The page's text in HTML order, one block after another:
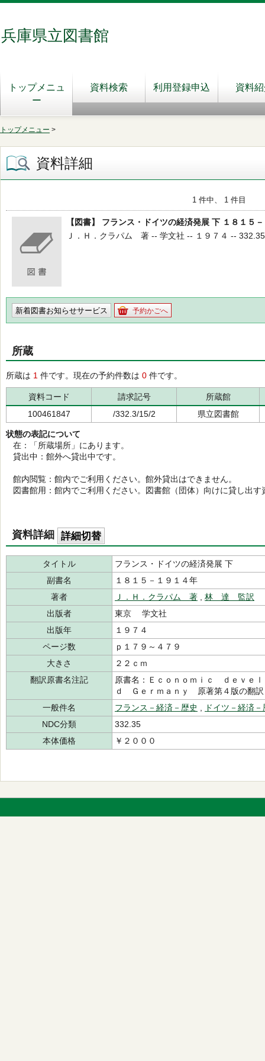
兵庫県立図書館
トップメニュ
ー
資料検索 利用登録申込 資料
トップメニュー >
資料詳細
1 件中、 1 件目
【図書】 フランス・ドイツの経済発展 下 １８１５
Ｊ．Ｈ．クラパム 著 -- 学文社 -- １９７４ -- 332.35
新着図書お知らせサービス 予約かごへ
所蔵
所蔵は 1 件です。現在の予約件数は 0 件です。
資料コード 請求記号
所蔵館
100461847
/332.3/15/2 県立図書館
状態の表記について
在：「所蔵場所」にあります。
貸出中：館外へ貸出中です。
館内閲覧：館内でご利用ください。館外貸出はできません。
図書館用：館内でご利用ください。図書館（団体）向けに貸し出す
資料詳細 詳細切替
タイトル
フランス・ドイツの経済発展 下
副書名
１８１５－１９１４年
著者
Ｊ．Ｈ．クラパム 著
林 達 監訳
出版者
東京 学文社
出版年
１９７４
ページ数
ｐ１７９～４７９
大きさ
２２ｃｍ
翻訳原書名注記
原書名：Ｅｃｏｎｏｍｉｃ ｄｅｖ
ｄ Ｇｅｒｍａｎｙ 原著第４版の翻訳
一般件名
フランス－経済－歴史
ドイツ－経済－
NDC分類
332.35
本体価格
￥２０００